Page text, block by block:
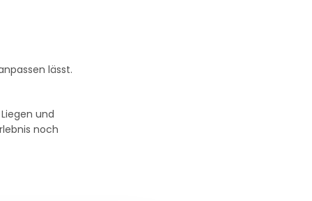
lässt.
und
noch